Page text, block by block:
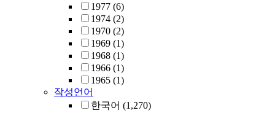
1977 (6)
1974 (2)
1970 (2)
1969 (1)
1968 (1)
1966 (1)
1965 (1)
작성언어
한국어 (1,270)